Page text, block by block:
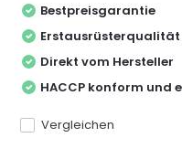
Bestpreisgarantie
Erstausrüsterqualität
Direkt vom Hersteller
HACCP konform und
Vergleichen